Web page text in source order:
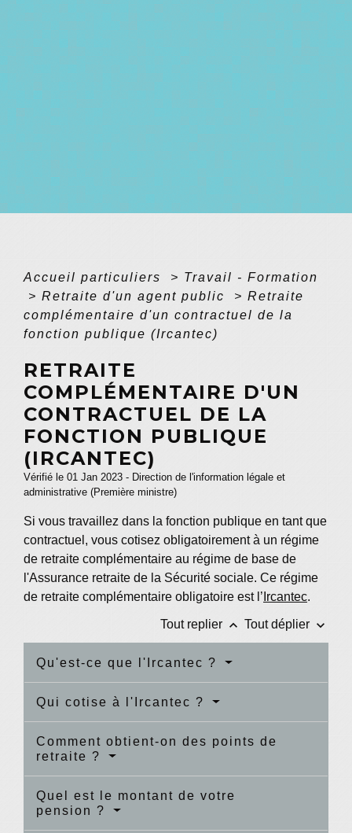
Accueil particuliers > Travail - Formation
> Retraite d'un agent public > Retraite
complémentaire d'un contractuel de la
fonction publique (Ircantec)
RETRAITE
COMPLÉMENTAIRE D'UN
CONTRACTUEL DE LA
FONCTION PUBLIQUE
(IRCANTEC)
Vérifié le 01 Jan 2023 - Direction de l'information légale et
administrative (Première ministre)
Si vous travaillez dans la fonction publique en tant que
contractuel, vous cotisez obligatoirement à un régime
de retraite complémentaire au régime de base de
l'Assurance retraite de la Sécurité sociale. Ce régime
de retraite complémentaire obligatoire est l’ Ircantec.
Tout replier keyboard_arrow_up Tout déplier keyboard_arrow_down
Qu'est-ce que l'Ircantec ?
Qui cotise à l'Ircantec ?
Comment obtient-on des points de
retraite ?
Quel est le montant de votre
pension ?